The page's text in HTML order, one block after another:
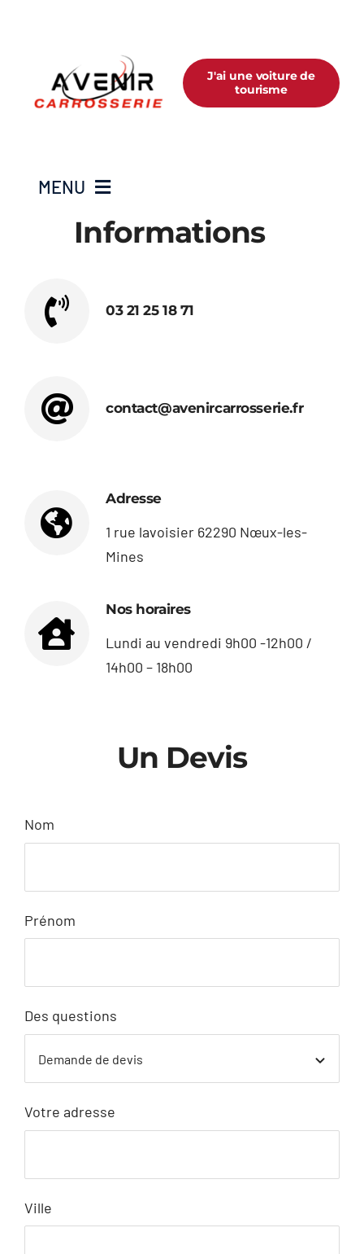
MENU
Toutes les voitures
Tarifs
J'ai une voiture de
tourisme
Informations
03 21 25 18 71
contact@avenircarrosserie.fr
Adresse
1 rue lavoisier 62290 Nœux-les-
Mines
Nos horaires
Lundi au vendredi 9h00 -12h00 /
14h00 – 18h00
Un Devis
Nom
Prénom
Des questions
Votre adresse
Ville